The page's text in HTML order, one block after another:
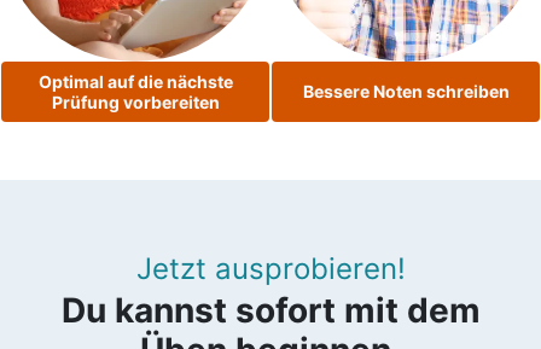
Optimal auf die nächste
Prüfung vorbereiten
Bessere Noten schreiben
Jetzt ausprobieren!
Du kannst sofort mit dem